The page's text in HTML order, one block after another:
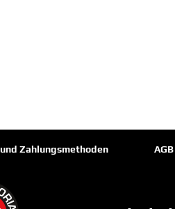
Zahlungsmethoden AGB